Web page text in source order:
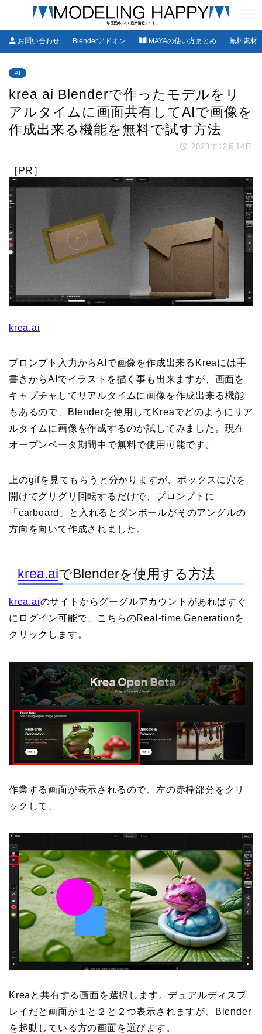
お問い合わせ Blenderアドオン MAYAの使い方まとめ 無料素材
AI
krea ai Blenderで作ったモデルをリ
アルタイムに画面共有してAIで画像を
作成出来る機能を無料で試す方法
2023年12月14日
［PR］
krea.ai
プロンプト入力からAIで画像を作成出来るKreaには手
書きからAIでイラストを描く事も出来ますが、画面を
キャプチャしてリアルタイムに画像を作成出来る機能
もあるので、Blenderを使用してKreaでどのようにリア
ルタイムに画像を作成するのか試してみました。現在
オープンベータ期間中で無料で使用可能です。
上のgifを見てもらうと分かりますが、ボックスに穴を
開けてグリグリ回転するだけで、プロンプトに
「carboard」と入れるとダンボールがそのアングルの
方向を向いて作成されました。
krea.aiでBlenderを使用する方法
krea.aiのサイトからグーグルアカウントがあればすぐ
にログイン可能で、こちらのReal-time Generationを
クリックします。
作業する画面が表示されるので、左の赤枠部分をクリ
ックして、
Kreaと共有する画面を選択します。デュアルディスプ
レイだと画面が１と２と２つ表示されますが、Blender
を起動している方の画面を選びます。